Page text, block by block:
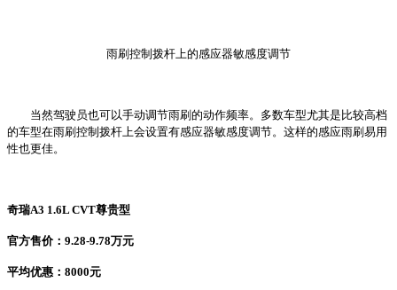
雨刷控制拨杆上的感应器敏感度调节
当然驾驶员也可以手动调节雨刷的动作频率。多数车型尤其是比较高档
的车型在雨刷控制拨杆上会设置有感应器敏感度调节。这样的感应雨刷易用
性也更佳。
奇瑞A3 1.6L CVT尊贵型
官方售价：9.28-9.78万元
平均优惠：8000元